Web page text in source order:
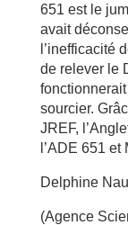
651 est le
avait
l’inefficacité
de relever le
sourcier.
JREF,
l’ADE 651
Delphine
(Agence